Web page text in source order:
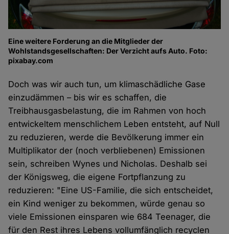
Eine weitere Forderung an die Mitglieder der
Wohlstandsgesellschaften: Der Verzicht aufs Auto. Foto:
pixabay.com
Doch was wir auch tun, um klimaschädliche Gase
einzudämmen – bis wir es schaffen, die
Treibhausgasbelastung, die im Rahmen von hoch
entwickeltem menschlichem Leben entsteht, auf Null
zu reduzieren, werde die Bevölkerung immer ein
Multiplikator der (noch verbliebenen) Emissionen
sein, schreiben Wynes und Nicholas. Deshalb sei
der Königsweg, die eigene Fortpflanzung zu
reduzieren: "Eine US-Familie, die sich entscheidet,
ein Kind weniger zu bekommen, würde genau so
viele Emissionen einsparen wie 684 Teenager, die
für den Rest ihres Lebens vollumfänglich recyclen